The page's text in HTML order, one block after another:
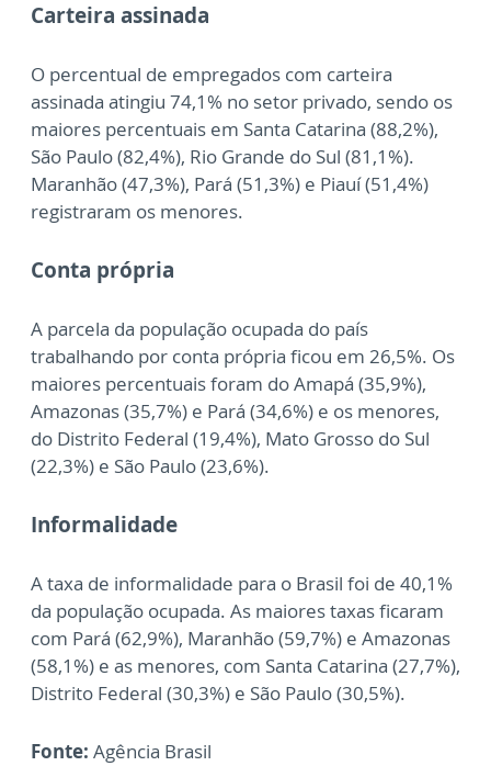
Carteira assinada
O percentual de empregados com carteira
assinada atingiu 74,1% no setor privado, sendo os
maiores percentuais em Santa Catarina (88,2%),
São Paulo (82,4%), Rio Grande do Sul (81,1%).
Maranhão (47,3%), Pará (51,3%) e Piauí (51,4%)
registraram os menores.
Conta própria
A parcela da população ocupada do país
trabalhando por conta própria ficou em 26,5%. Os
maiores percentuais foram do Amapá (35,9%),
Amazonas (35,7%) e Pará (34,6%) e os menores,
do Distrito Federal (19,4%), Mato Grosso do Sul
(22,3%) e São Paulo (23,6%).
Informalidade
A taxa de informalidade para o Brasil foi de 40,1%
da população ocupada. As maiores taxas ficaram
com Pará (62,9%), Maranhão (59,7%) e Amazonas
(58,1%) e as menores, com Santa Catarina (27,7%),
Distrito Federal (30,3%) e São Paulo (30,5%).
Fonte: Agência Brasil